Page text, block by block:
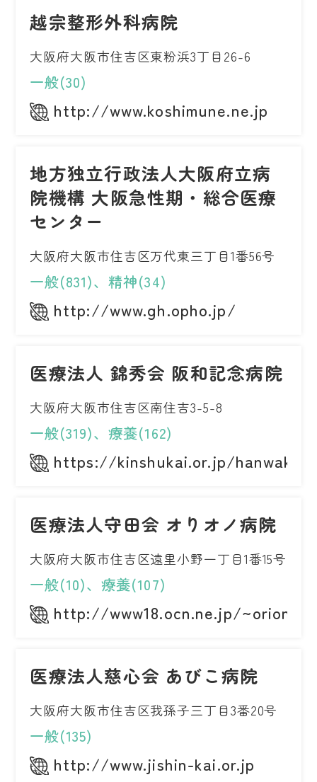
越宗整形外科病院
大阪府大阪市住吉区東粉浜3丁目26-6
一般(30)
http://www.koshimune.ne.jp
地方独立行政法人大阪府立病
院機構 大阪急性期・総合医療
センター
大阪府大阪市住吉区万代東三丁目1番56号
一般(831)、精神(34)
http://www.gh.opho.jp/
医療法人 錦秀会 阪和記念病院
大阪府大阪市住吉区南住吉3-5-8
一般(319)、療養(162)
https://kinshukai.or.jp/
医療法人守田会 オりオノ病院
大阪府大阪市住吉区遠里小野一丁目1番15号
一般(10)、療養(107)
http://www18.ocn.ne.jp/~oriono/
医療法人慈心会 あびこ病院
大阪府大阪市住吉区我孫子三丁目3番20号
一般(135)
http://www.jishin-kai.or.jp